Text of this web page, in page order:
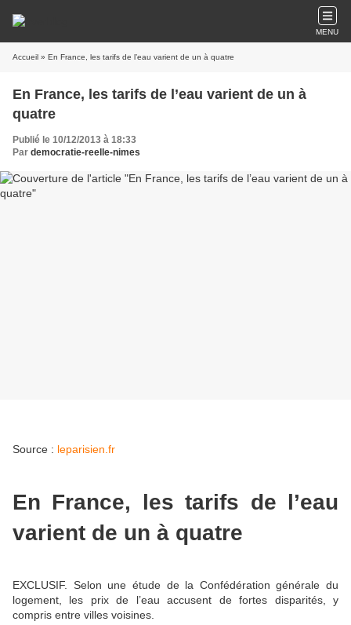
MENU
Accueil » En France, les tarifs de l’eau varient de un à quatre
En France, les tarifs de l’eau varient de un à
quatre
Publié le 10/12/2013 à 18:33
Par democratie-reelle-nimes
Source : leparisien.fr
En France, les tarifs de l’eau
varient de un à quatre
EXCLUSIF. Selon une étude de la Confédération générale du
logement, les prix de l’eau accusent de fortes disparités, y
compris entre villes voisines.